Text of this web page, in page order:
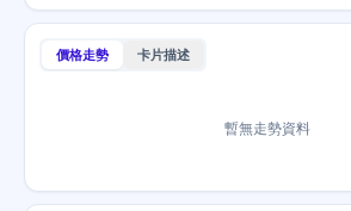
價格走勢 卡片描述
暫無走勢資料